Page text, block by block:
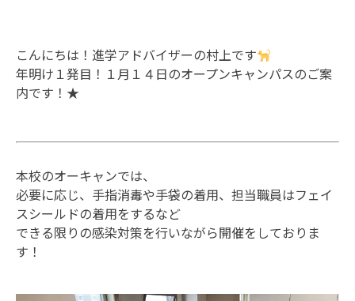
こんにちは！進学アドバイザーの村上です
年明け１発目！１月１４日のオープンキャンパスのご案
内です！★
本校のオーキャンでは、
必要に応じ、手指消毒や手袋の着用、担当職員はフェイ
スシールドの着用をするなど
できる限りの感染対策を行いながら開催をしておりま
す！